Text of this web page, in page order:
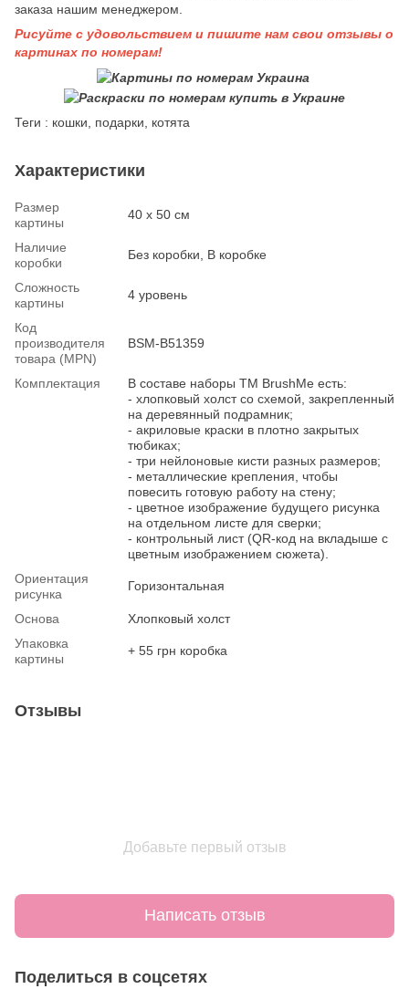
заказа нашим менеджером.
Рисуйте с удовольствием и пишите нам свои отзывы о
картинах по номерам!
Теги : кошки, подарки, котята
Характеристики
Размер
картины
40 х 50 см
Наличие
коробки
Без коробки, В коробке
Сложность
картины
4 уровень
Код
производителя
товара (MPN)
BSM-B51359
Комплектация
В составе наборы ТМ BrushMe есть:
- хлопковый холст со схемой, закрепленный
на деревянный подрамник;
- акриловые краски в плотно закрытых
тюбиках;
- три нейлоновые кисти разных размеров;
- металлические крепления, чтобы
повесить готовую работу на стену;
- цветное изображение будущего рисунка
на отдельном листе для сверки;
- контрольный лист (QR-код на вкладыше с
цветным изображением сюжета).
Ориентация
рисунка
Горизонтальная
Основа
Хлопковый холст
Упаковка
картины
+ 55 грн коробка
Отзывы
Добавьте первый отзыв
Написать отзыв
Поделиться в соцсетях